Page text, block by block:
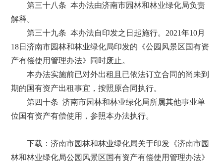
第三十八条 本办法由济南市园林和林业绿化局负责
解释。
第三十九条 本办法自印发之日起施行。2021年10月
18日济南市园林和林业绿化局印发的《公园风景区国有资
产有偿使用管理办法》同时废止。
本办法实施前已对外出租且已依法订立合同的尚未到
期的国有资产出租事宜，按照原合同执行。
第四十条 济南市园林和林业绿化局所属其他事业单
位国有资产有偿使用，参照本办法执行。
下载： 济南市园林和林业绿化局关于印发《济南市园
林和林业绿化局公园风景区国有资产有偿使用管理办法》